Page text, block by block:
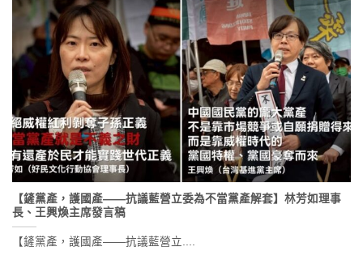
【鏟黨產，護國產——抗議藍營立委為不當黨產解套】林芳如理事
長、王興煥主席發言稿
【鏟黨產，護國產——抗議藍營立....